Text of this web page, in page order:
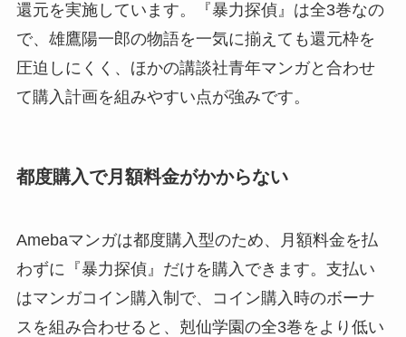
還元を実施しています。『暴力探偵』は全3巻なの
で、雄鷹陽一郎の物語を一気に揃えても還元枠を
圧迫しにくく、ほかの講談社青年マンガと合わせ
て購入計画を組みやすい点が強みです。
都度購入で月額料金がかからない
Amebaマンガは都度購入型のため、月額料金を払
わずに『暴力探偵』だけを購入できます。支払い
はマンガコイン購入制で、コイン購入時のボーナ
スを組み合わせると、剋仙学園の全3巻をより低い